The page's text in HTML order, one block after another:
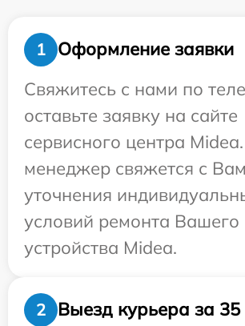
1
Оформление заявки
Свяжитесь с нами по
оставьте заявку на сайте
сервисного центра
менеджер свяжется с
уточнения
условий ремонта Вашего
устройства Midea.
2 Выезд курьера за 35